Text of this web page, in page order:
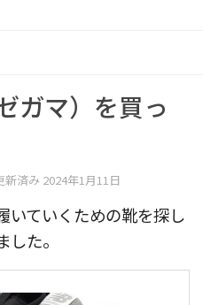
ガマ）を買っ
新済み 2024年1月11日
いていくための靴を探し
た。